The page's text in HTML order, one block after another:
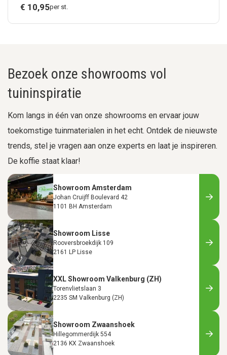
€ 10,95per st.
Bezoek onze showrooms vol
tuininspiratie
Kom langs in één van onze showrooms en ervaar jouw
toekomstige tuinmaterialen in het echt. Ontdek de nieuwste
trends, stel je vragen aan onze experts en laat je inspireren.
De koffie staat klaar!
Showroom Amsterdam
Johan Cruijff Boulevard 42
1101 BH Amsterdam
Showroom Lisse
Rooversbroekdijk 109
2161 LP Lisse
XXL Showroom Valkenburg (ZH)
Torenvlietslaan 3
2235 SM Valkenburg (ZH)
Showroom Zwaanshoek
Hillegommerdijk 554
2136 KX Zwaanshoek